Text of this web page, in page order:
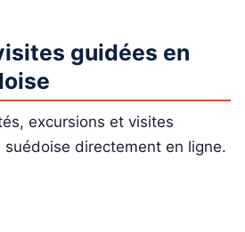
guidées en
excursions et visites
suédoise directement en ligne.